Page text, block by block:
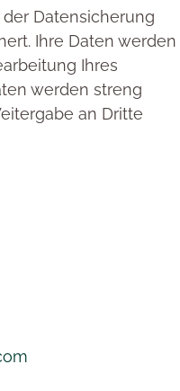
Datensicherung
Ihre Daten werden
Ihres
werden streng
an Dritte